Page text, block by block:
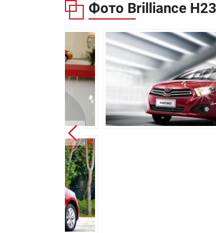
Масса:
Трансмиссия:
Привод:
Передняя подвеска:
Задняя подвеска:
Задние тормоза:
Фото Brilliance